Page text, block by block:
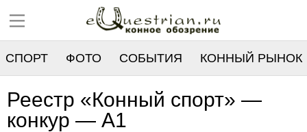
СПОРТ ФОТО СОБЫТИЯ КОННЫЙ РЫНОК
РЕЕСТР
Реестр «Конный спорт» —
конкур — A1